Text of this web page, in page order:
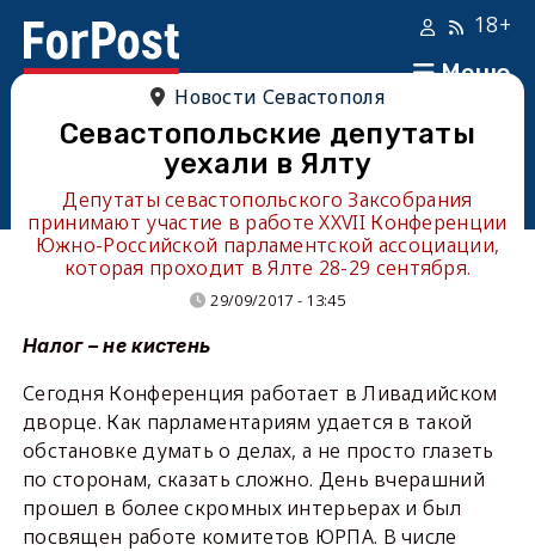
Меню
18+
Новости Севастополя
Севастопольские депутаты
уехали в Ялту
Депутаты севастопольского Заксобрания
принимают участие в работе XXVII Конференции
Южно-Российской парламентской ассоциации,
которая проходит в Ялте 28-29 сентября.
29/09/2017 - 13:45
Налог – не кистень
Сегодня Конференция работает в Ливадийском
дворце. Как парламентариям удается в такой
обстановке думать о делах, а не просто глазеть
по сторонам, сказать сложно. День вчерашний
прошел в более скромных интерьерах и был
посвящен работе комитетов ЮРПА. В числе